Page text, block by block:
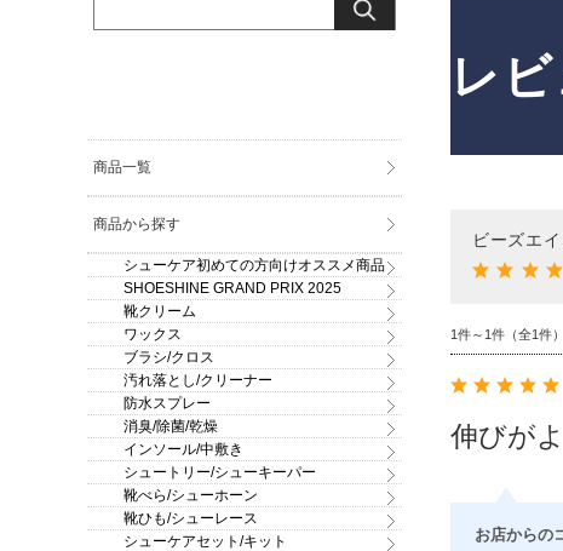
レ
ビーズエ
1件～1件（全1件）
伸びが
お店からの
商品一覧
商品から探す
シューケア初めての方向けオススメ商品
SHOESHINE GRAND PRIX 2025
靴クリーム
ワックス
ブラシ/クロス
汚れ落とし/クリーナー
防水スプレー
消臭/除菌/乾燥
インソール/中敷き
シュートリー/シューキーパー
靴べら/シューホーン
靴ひも/シューレース
シューケアセット/キット